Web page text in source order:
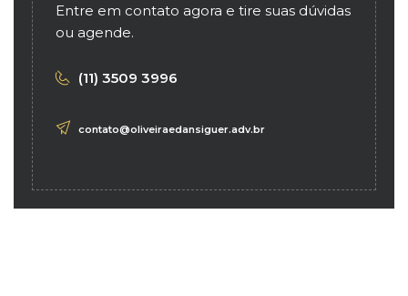
Entre em contato agora e tire suas dúvidas
ou agende.
(11) 3509 3996
contato@oliveiraedansiguer.adv.br